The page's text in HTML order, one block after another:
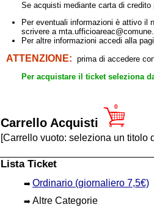
Se acquisti mediante carta di
Per eventuali informazioni è attivo il
scrivere a
Per altre informazioni accedi alla
ATTENZIONE: prima di accedere
Per acquistare il ticket seleziona
Carrello Acquisti
0
[Carrello vuoto: seleziona un titolo
Lista Ticket
➡️ Ordinario (giornaliero 7,5€)
➡️ Altre Categorie